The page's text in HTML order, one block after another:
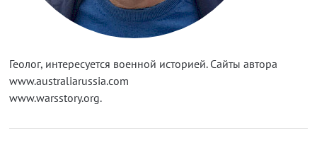
Геолог, интересуется военной историей. Сайты автора
www.australiarussia.com
www.warsstory.org.